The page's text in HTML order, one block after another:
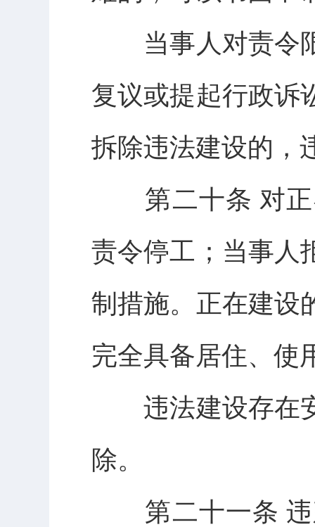
当事人对责令限
复议或提起行政诉
拆除违法建设的，
第二十条 对正
责令停工；当事人
制措施。正在建设
完全具备居住、使
违法建设存在安
除。
第二十一条 违